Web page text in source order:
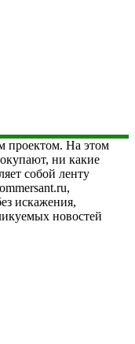
проектом. На этом
ни какие
собой ленту
искажения,
новостей